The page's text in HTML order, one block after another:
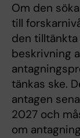
Om den
till
den
beskrivning
tänkas ske.
antagen
2027 och
om